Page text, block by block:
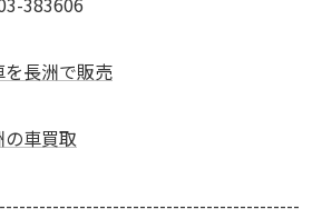
長洲で販売
車買取